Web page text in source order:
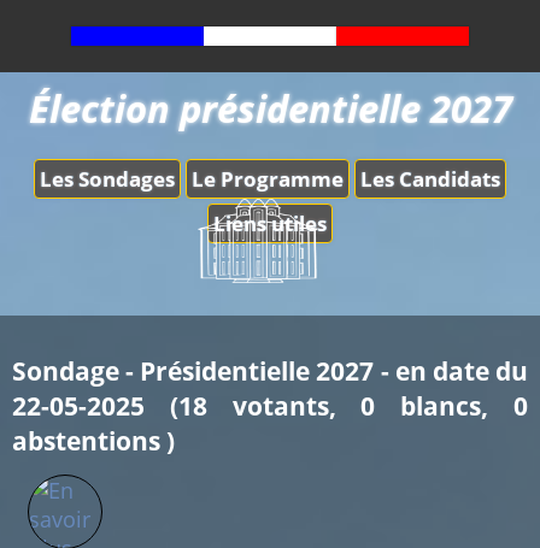
Les Sondages Le Programme
Les Candidats
Liens utiles
Élection présidentielle 2027
Sondage - Présidentielle 2027 - en date du
22-05-2025 (18 votants, 0 blancs, 0
abstentions )